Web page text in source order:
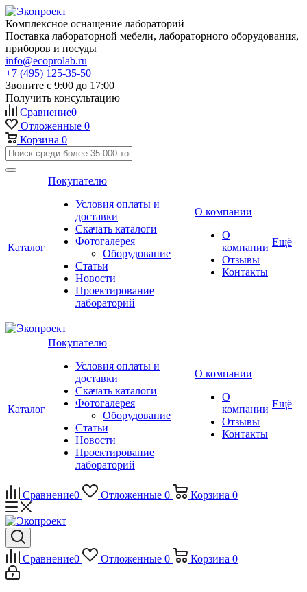
Комплексное оснащение лабораторий
Поставка лабораторной мебели, лабораторного оборудования,
приборов и посуды
info@ecoprolab.ru
+7 (495) 125-35-50
Звоните с 9:00 до 17:00
Получить консультацию
Сравнение0
Отложенные 0
Корзина 0
Каталог
Покупателю
Условия оплаты и
доставки
Скачать каталоги
Фотогалерея
Оборудование
Статьи
Новости
Проектирование
лабораторий
О компании
О
компании
Отзывы
Контакты
Ещё
Каталог
Покупателю
Условия оплаты и
доставки
Скачать каталоги
Фотогалерея
Оборудование
Статьи
Новости
Проектирование
лабораторий
О компании
О
компании
Отзывы
Контакты
Ещё
Сравнение0 Отложенные 0 Корзина 0
Сравнение0 Отложенные 0 Корзина 0